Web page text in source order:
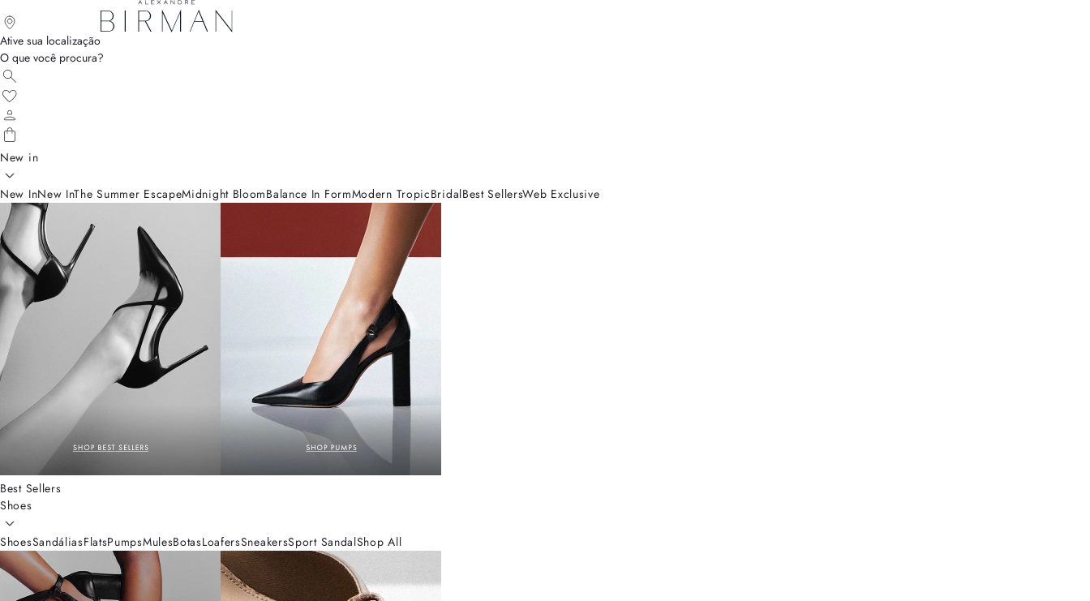
Ative sua localização
O que você procura?
New in
New InNew InThe Summer EscapeMidnight BloomBalance In FormModern TropicBridalBest SellersWeb Exclusive
Best Sellers
Shoes
ShoesSandáliasFlatsPumpsMulesBotasLoafersSneakersSport SandalShop All